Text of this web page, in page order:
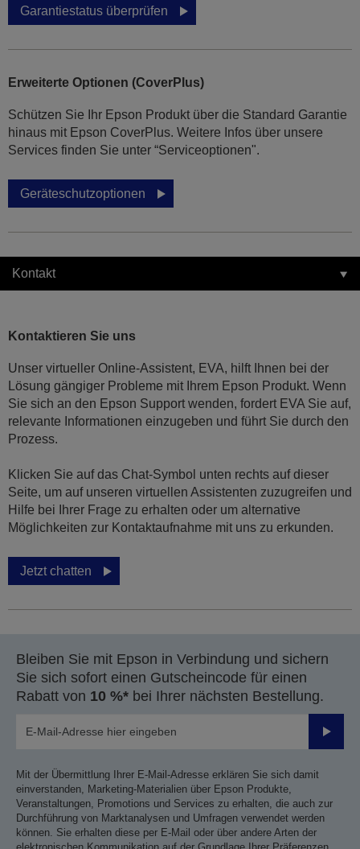
Garantiestatus überprüfen
Erweiterte Optionen (CoverPlus)
Schützen Sie Ihr Epson Produkt über die Standard Garantie
hinaus mit Epson CoverPlus. Weitere Infos über unsere
Services finden Sie unter “Serviceoptionen".
Geräteschutzoptionen
Kontakt
Kontaktieren Sie uns
Unser virtueller Online-Assistent, EVA, hilft Ihnen bei der
Lösung gängiger Probleme mit Ihrem Epson Produkt. Wenn
Sie sich an den Epson Support wenden, fordert EVA Sie auf,
relevante Informationen einzugeben und führt Sie durch den
Prozess.
Klicken Sie auf das Chat-Symbol unten rechts auf dieser
Seite, um auf unseren virtuellen Assistenten zuzugreifen und
Hilfe bei Ihrer Frage zu erhalten oder um alternative
Möglichkeiten zur Kontaktaufnahme mit uns zu erkunden.
Jetzt chatten
Bleiben Sie mit Epson in Verbindung und sichern
Sie sich sofort einen Gutscheincode für einen
Rabatt von 10 %* bei Ihrer nächsten Bestellung.
Mit der Übermittlung Ihrer E-Mail-Adresse erklären Sie sich damit
einverstanden, Marketing-Materialien über Epson Produkte,
Veranstaltungen, Promotions und Services zu erhalten, die auch zur
Durchführung von Marktanalysen und Umfragen verwendet werden
können. Sie erhalten diese per E-Mail oder über andere Arten der